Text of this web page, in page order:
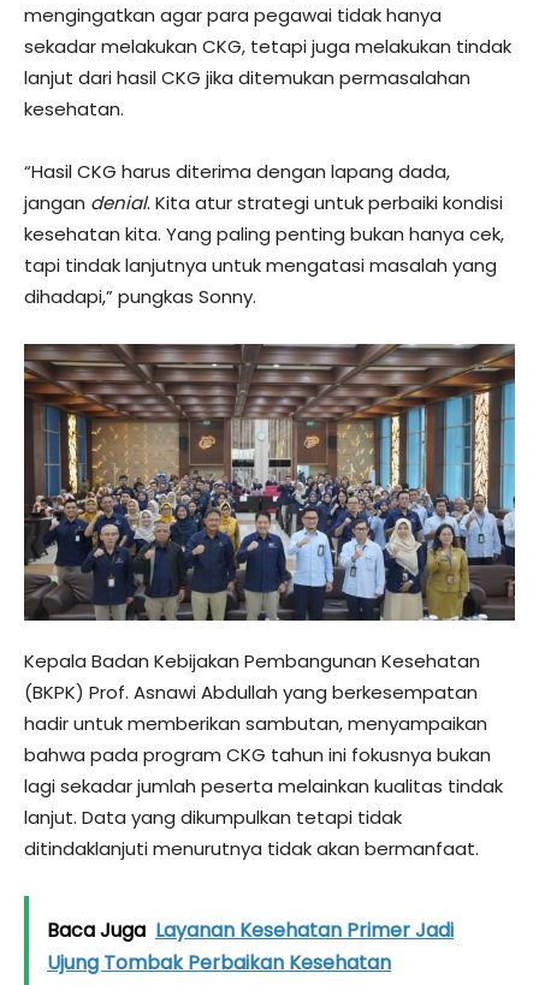
mengingatkan agar para pegawai tidak hanya
sekadar melakukan CKG, tetapi juga melakukan tindak
lanjut dari hasil CKG jika ditemukan permasalahan
kesehatan.
“Hasil CKG harus diterima dengan lapang dada,
jangan denial. Kita atur strategi untuk perbaiki kondisi
kesehatan kita. Yang paling penting bukan hanya cek,
tapi tindak lanjutnya untuk mengatasi masalah yang
dihadapi,” pungkas Sonny.
Kepala Badan Kebijakan Pembangunan Kesehatan
(BKPK) Prof. Asnawi Abdullah yang berkesempatan
hadir untuk memberikan sambutan, menyampaikan
bahwa pada program CKG tahun ini fokusnya bukan
lagi sekadar jumlah peserta melainkan kualitas tindak
lanjut. Data yang dikumpulkan tetapi tidak
ditindaklanjuti menurutnya tidak akan bermanfaat.
Baca Juga Layanan Kesehatan Primer Jadi
Ujung Tombak Perbaikan Kesehatan